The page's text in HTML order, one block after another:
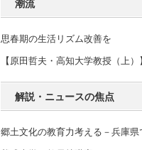
潮流
思春期の生活リズム改善を
【原田哲夫・高知大学教授（上）
解説・ニュースの焦点
郷土文化の教育力考える－兵庫県